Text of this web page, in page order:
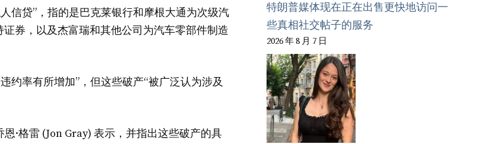
信贷”，指的是巴克莱银行和摩根大通为次级汽
券，以及杰富瑞和其他公司为汽车零部件制造
约率有所增加”，但这些破产“被广泛认为涉及
·格雷 (Jon Gray) 表示，并指出这些破产的具
特朗普媒体现在正在出售更快地访问一
些真相社交帖子的服务
2026 年 8 月 7 日